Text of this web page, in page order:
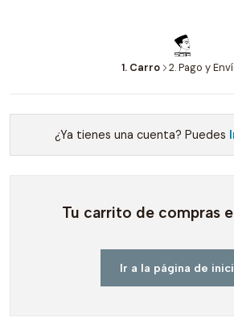
1. Carro 2. Pago y
¿Ya tienes una cuenta? Puedes
Tu carrito de compras
Ir a la página de